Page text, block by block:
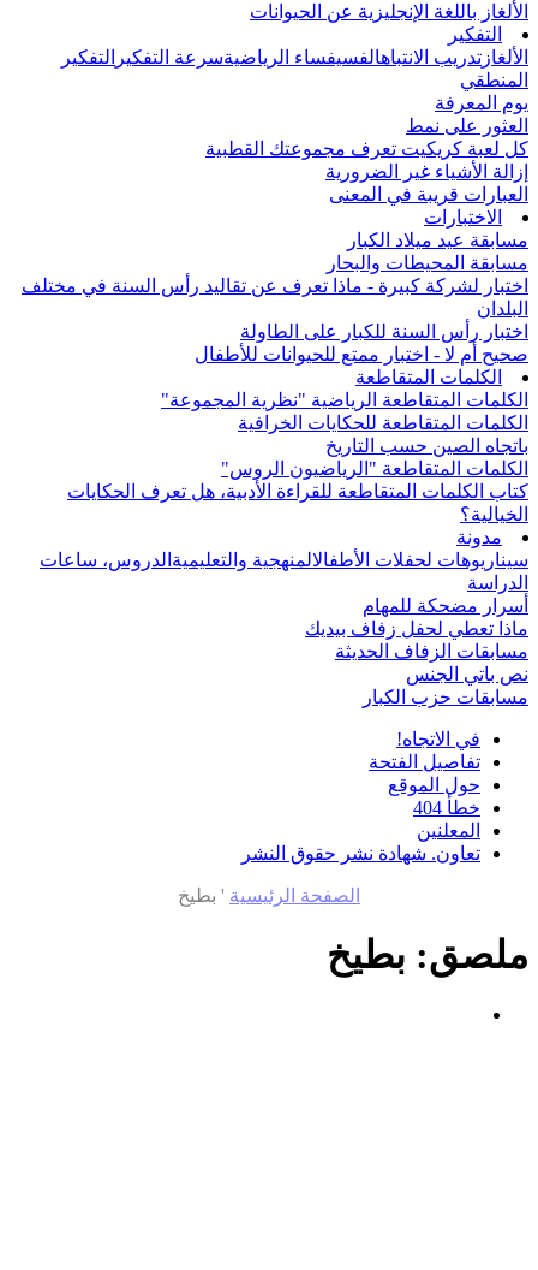
الألغاز باللغة الإنجليزية عن الحيوانات
التفكير
الألغاز تدريب الانتباهالفسيفساء الرياضيةسرعة التفكير التفكير
المنطقي
يوم المعرفة
العثور على نمط
كل لعبة كريكيت تعرف مجموعتك القطبية
إزالة الأشياء غير الضرورية
العبارات قريبة في المعنى
الاختبارات
مسابقة عيد ميلاد الكبار
مسابقة المحيطات والبحار
اختبار لشركة كبيرة - ماذا تعرف عن تقاليد رأس السنة في مختلف
البلدان
اختبار رأس السنة للكبار على الطاولة
صحيح أم لا - اختبار ممتع للحيوانات للأطفال
الكلمات المتقاطعة
الكلمات المتقاطعة الرياضية "نظرية المجموعة"
الكلمات المتقاطعة للحكايات الخرافية
باتجاه الصين حسب التاريخ
الكلمات المتقاطعة "الرياضيون الروس"
كتاب الكلمات المتقاطعة للقراءة الأدبية، هل تعرف الحكايات
الخيالية؟
مدونة
سيناريوهات لحفلات الأطفالالمنهجية والتعليمية الدروس، ساعات
الدراسة
أسرار مضحكة للمهام
ماذا تعطي لحفل زفاف بيديك
مسابقات الزفاف الحديثة
نص باتي الجنس
مسابقات حزب الكبار
في الاتجاه!
تفاصيل الفتحة
حول الموقع
خطأ 404
المعلنين
تعاون. شهادة نشر حقوق النشر
الصفحة الرئيسية ' بطيخ
ملصق: بطيخ